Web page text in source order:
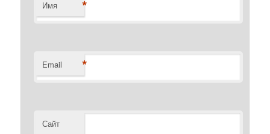
Имя *
Email *
Сайт